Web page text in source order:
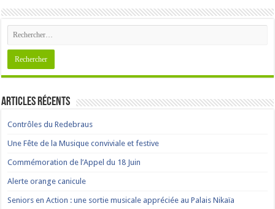
Articles récents
Contrôles du Redebraus
Une Fête de la Musique conviviale et festive
Commémoration de l’Appel du 18 Juin
Alerte orange canicule
Seniors en Action : une sortie musicale appréciée au Palais Nikaïa